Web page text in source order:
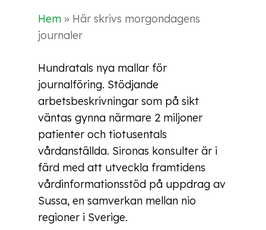
Hem » Här skrivs morgondagens
journaler
Hundratals nya mallar för
journalföring. Stödjande
arbetsbeskrivningar som på sikt
väntas gynna närmare 2 miljoner
patienter och tiotusentals
vårdanställda. Sironas konsulter är i
färd med att utveckla framtidens
vårdinformationsstöd på uppdrag av
Sussa, en samverkan mellan nio
regioner i Sverige.